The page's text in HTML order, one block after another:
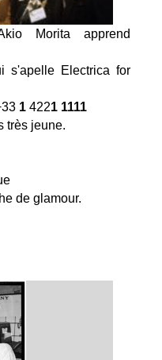
Morita apprend
s'apelle Electrica for
1 4221 1111
très jeune.
de glamour.